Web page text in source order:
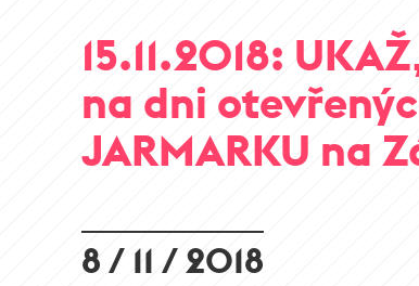
15.11.2018:
na dni
JARMARKU na
8 / 11 / 2018